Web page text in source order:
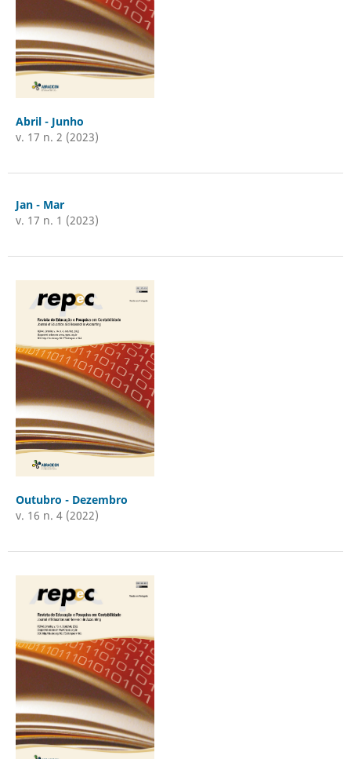
Abril - Junho
v. 17 n. 2 (2023)
Jan - Mar
v. 17 n. 1 (2023)
Outubro - Dezembro
v. 16 n. 4 (2022)